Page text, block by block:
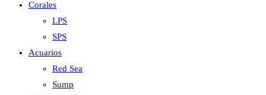
Corales
LPS
SPS
Acuarios
Red Sea
Sump